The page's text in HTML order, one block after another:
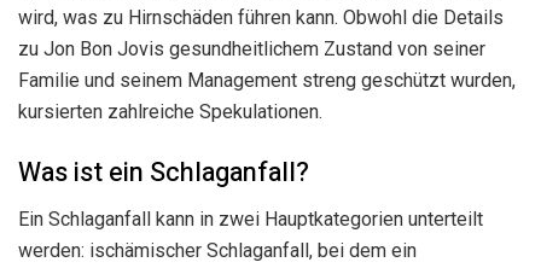
wird, was zu Hirnschäden führen kann. Obwohl die Details
zu Jon Bon Jovis gesundheitlichem Zustand von seiner
Familie und seinem Management streng geschützt wurden,
kursierten zahlreiche Spekulationen.
Was ist ein Schlaganfall?
Ein Schlaganfall kann in zwei Hauptkategorien unterteilt
werden: ischämischer Schlaganfall, bei dem ein